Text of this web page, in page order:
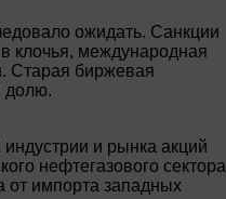
ожидать. Санкции
клочья, международная
Старая биржевая
долю.
и рынка акций
нефтегазового сектора
от импорта западных